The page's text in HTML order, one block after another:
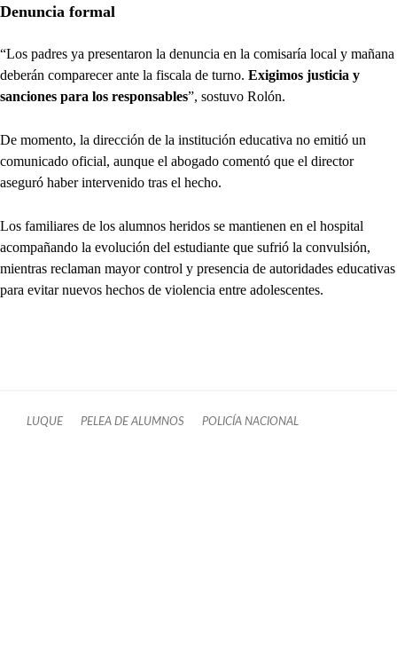
Denuncia formal
“Los padres ya presentaron la denuncia en la comisaría local y mañana
deberán comparecer ante la fiscala de turno. Exigimos justicia y
sanciones para los responsables”, sostuvo Rolón.
De momento, la dirección de la institución educativa no emitió un
comunicado oficial, aunque el abogado comentó que el director
aseguró haber intervenido tras el hecho.
Los familiares de los alumnos heridos se mantienen en el hospital
acompañando la evolución del estudiante que sufrió la convulsión,
mientras reclaman mayor control y presencia de autoridades educativas
para evitar nuevos hechos de violencia entre adolescentes.
LUQUE PELEA DE ALUMNOS POLICÍA NACIONAL